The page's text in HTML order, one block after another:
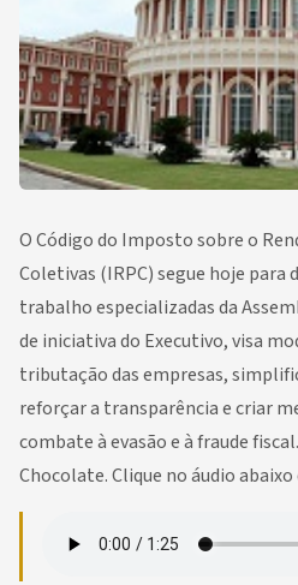
O Código do Imposto sobre o
Coletivas (IRPC) segue hoje para
trabalho especializadas da
de iniciativa do Executivo, visa
tributação das empresas,
reforçar a transparência e criar
combate à evasão e à fraude
Chocolate. Clique no áudio abaixo